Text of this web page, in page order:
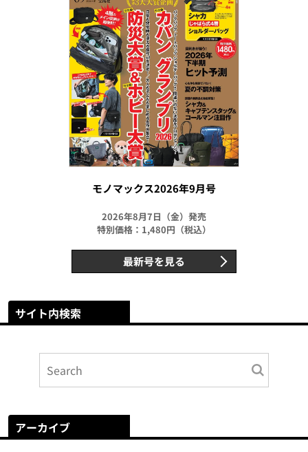
モノマックス2026年9月号
2026年8月7日（金）発売
特別価格：1,480円（税込）
最新号を見る
サイト内検索
アーカイブ